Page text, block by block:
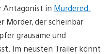
Antagonist in Murdered:
Mörder, der scheinbar
grausame und
Im neusten Trailer könnt